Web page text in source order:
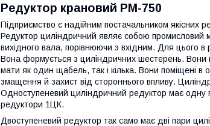
Редуктор крановий РМ-750
Підприємство є надійним постачальником якісних
Редуктор циліндричний являє собою промисловий
вихідного вала, порівнюючи з вхідним. Для цього в
Вона формується з циліндричних шестерень.
мати як один щабель, так і кілька. Вони поміщені в
змащення й захист від стороннього впливу.
Одноступеневий циліндричний редуктор має одну
редуктори 1ЦК.
Двоступеневий редуктор так само має дві пари